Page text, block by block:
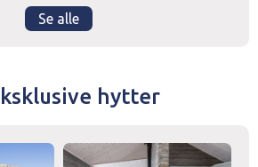
Se alle
hytter